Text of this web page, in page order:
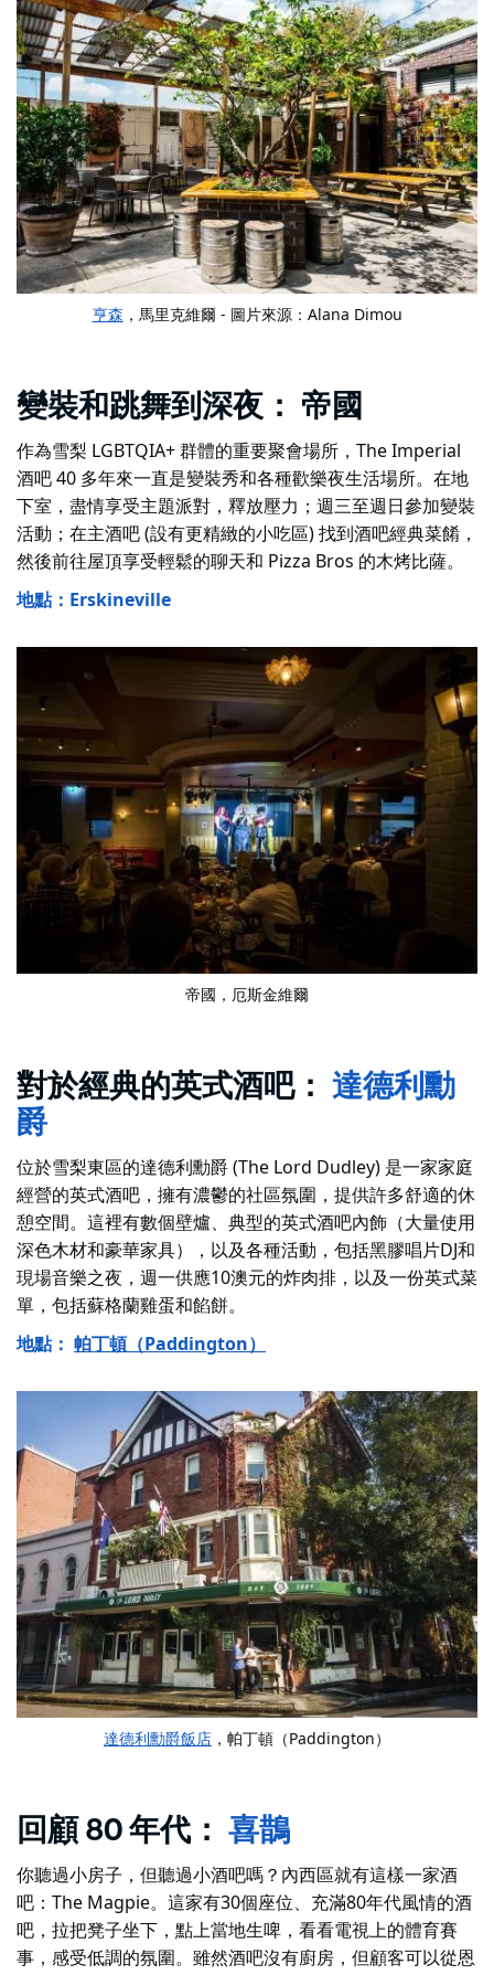
亨森 ，馬里克維爾 - 圖片來源：Alana Dimou
變裝和跳舞到深夜： 帝國
作為雪梨 LGBTQIA+ 群體的重要聚會場所，The Imperial
酒吧 40 多年來一直是變裝秀和各種歡樂夜生活場所。在地
下室，盡情享受主題派對，釋放壓力；週三至週日參加變裝
活動；在主酒吧 (設有更精緻的小吃區) 找到酒吧經典菜餚，
然後前往屋頂享受輕鬆的聊天和 Pizza Bros 的木烤比薩。
地點：Erskineville
帝國 ，厄斯金維爾
對於經典的英式酒吧：
達德利勳
爵
位於雪梨東區的達德利勳爵 (The Lord Dudley) 是一家家庭
經營的英式酒吧，擁有濃鬱的社區氛圍，提供許多舒適的休
憩空間。這裡有數個壁爐、典型的英式酒吧內飾（大量使用
深色木材和豪華家具），以及各種活動，包括黑膠唱片DJ和
現場音樂之夜，週一供應10澳元的炸肉排，以及一份英式菜
單，包括蘇格蘭雞蛋和餡餅。
地點： 帕丁頓（Paddington）
達德利勳爵飯店 ，帕丁頓（Paddington）
回顧 80 年代： 喜鵲
你聽過小房子，但聽過小酒吧嗎？內西區就有這樣一家酒
吧：The Magpie。這家有30個座位、充滿80年代風情的酒
吧，拉把凳子坐下，點上當地生啤，看看電視上的體育賽
事，感受低調的氛圍。雖然酒吧沒有廚房，但顧客可以從恩